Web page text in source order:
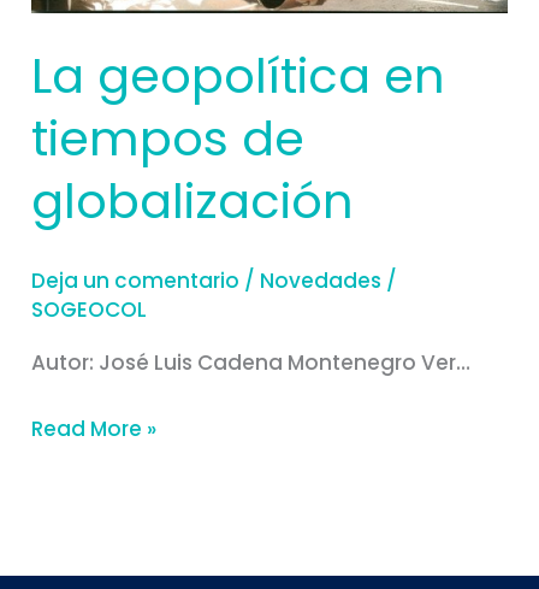
La geopolítica en
tiempos de
globalización
Deja un comentario / Novedades /
SOGEOCOL
Autor: José Luis Cadena Montenegro Ver…
Read More »